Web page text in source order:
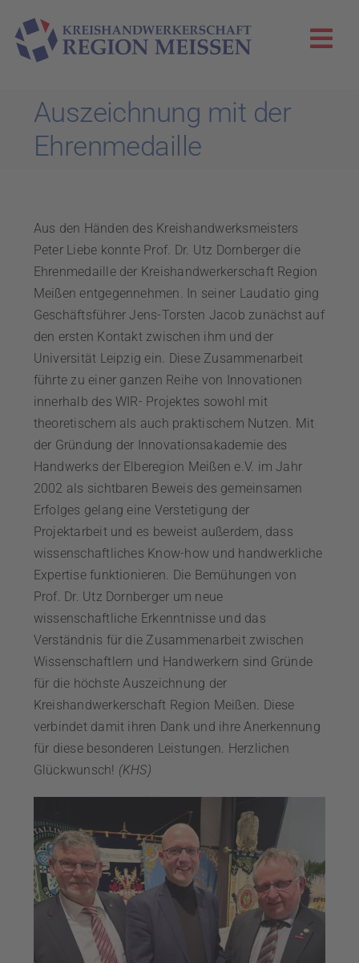
Inhalt
springen
Innungen
Die Zunftglocke
WIR!-Projekt
Auszeichnung mit der
Ehrenmedaille
Aus den Händen des Kreishandwerksmeisters
Peter Liebe konnte Prof. Dr. Utz Dornberger die
Ehrenmedaille der Kreishandwerkerschaft Region
Meißen entgegennehmen. In seiner Laudatio ging
Geschäftsführer Jens-Torsten Jacob zunächst auf
den ersten Kontakt zwischen ihm und der
Universität Leipzig ein. Diese Zusammenarbeit
führte zu einer ganzen Reihe von Innovationen
innerhalb des WIR- Projektes sowohl mit
theoretischem als auch praktischem Nutzen. Mit
der Gründung der Innovationsakademie des
Handwerks der Elberegion Meißen e.V. im Jahr
2002 als sichtbaren Beweis des gemeinsamen
Erfolges gelang eine Verstetigung der
Projektarbeit und es beweist außerdem, dass
wissenschaftliches Know-how und handwerkliche
Expertise funktionieren. Die Bemühungen von
Prof. Dr. Utz Dornberger um neue
wissenschaftliche Erkenntnisse und das
Verständnis für die Zusammenarbeit zwischen
Wissenschaftlern und Handwerkern sind Gründe
für die höchste Auszeichnung der
Kreishandwerkerschaft Region Meißen. Diese
verbindet damit ihren Dank und ihre Anerkennung
für diese besonderen Leistungen. Herzlichen
Glückwunsch! (KHS)